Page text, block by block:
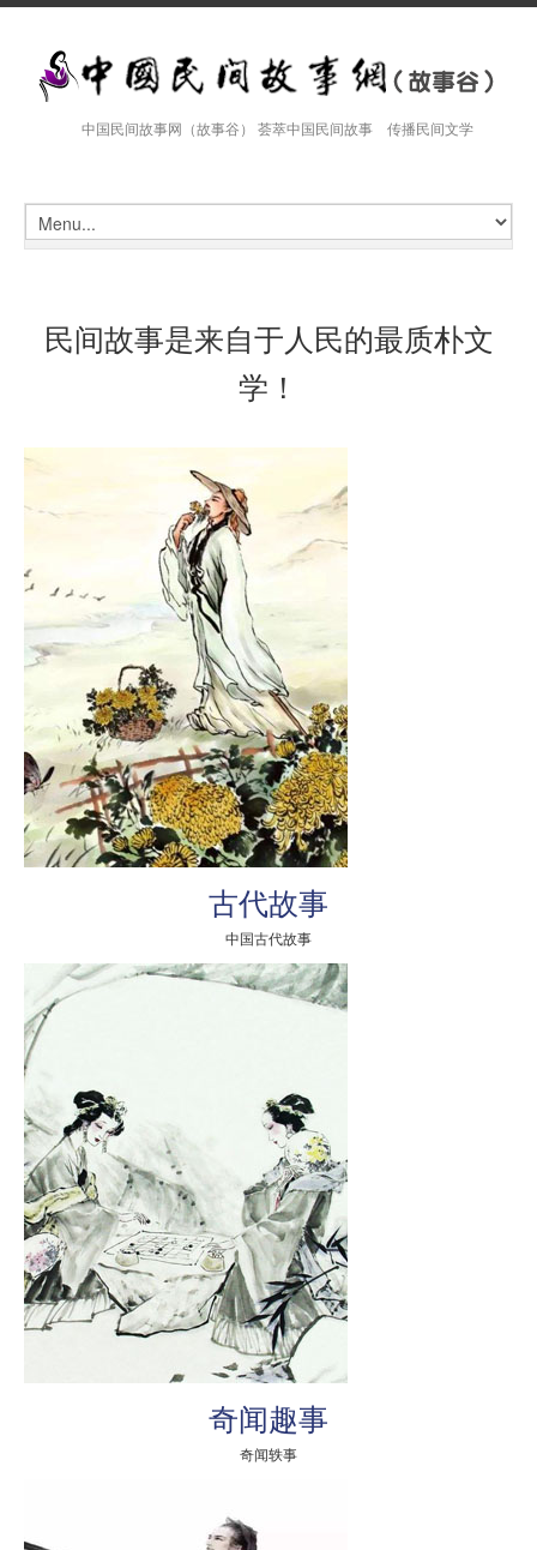
中国民间故事网（故事谷） 荟萃中国民间故事 传播民间文学
民间故事是来自于人民的最质朴文
学！
古代故事
中国古代故事
奇闻趣事
奇闻轶事